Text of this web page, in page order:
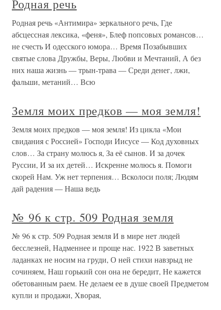
Родная речь
Родная речь «Антимира» зеркального речь, Где
абсцессная лексика, «феня», Блеф попсовых романсов…
не счесть И одесского юмора… Время Позабывших
святые слова Дружбы, Веры, Любви и Мечтаний, А без
них наша жизнь — трын-трава — Среди денег, лжи,
фальши, метаний… Всю
Земля моих предков — моя земля!
Земля моих предков — моя земля! Из цикла «Мои
свидания с Россией» Господи Иисусе — Код духовных
слов… За страну молюсь я, За её сынов. И за дочек
Руссии, И за их детей… Искренне молюсь я. Помоги
скорей Нам. Уж нет терпения… Всколоси поля; Людям
дай радения — Наша ведь
№ 96 к стр. 509 Родная земля
№ 96 к стр. 509 Родная земля И в мире нет людей
бесслезней, Надменнее и проще нас. 1922 В заветных
ладанках не носим на груди, О ней стихи навзрыд не
сочиняем, Наш горький сон она не бередит, Не кажется
обетованным раем. Не делаем ее в душе своей Предметом
купли и продажи, Хворая,